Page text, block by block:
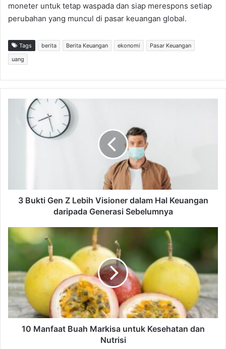
moneter untuk tetap waspada dan siap merespons setiap
perubahan yang muncul di pasar keuangan global.
Tags berita Berita Keuangan ekonomi
Pasar Keuangan
uang
n
b
i
s
o
3 Bukti Gen Z Lebih Visioner dalam Hal Keuangan
daripada Generasi Sebelumnya
1
n
f
a
a
t
10 Manfaat Buah Markisa untuk Kesehatan dan
Nutrisi